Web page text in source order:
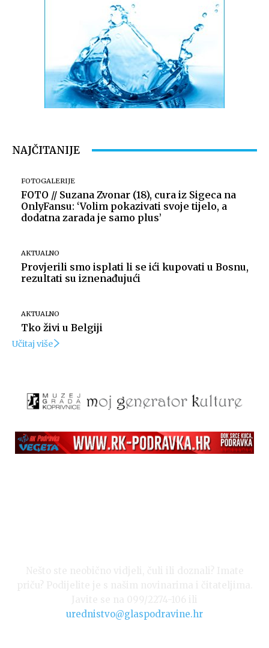
NAJČITANIJE
FOTOGALERIJE
FOTO // Suzana Zvonar (18), cura iz Sigeca na
OnlyFansu: ‘Volim pokazivati svoje tijelo, a
dodatna zarada je samo plus’
AKTUALNO
Provjerili smo isplati li se ići kupovati u Bosnu,
rezultati su iznenađujući
AKTUALNO
Tko živi u Belgiji
Učitaj više
urednistvo@glaspodravine.hr